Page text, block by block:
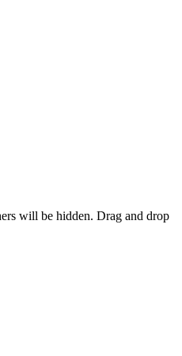
will be hidden. Drag and drop